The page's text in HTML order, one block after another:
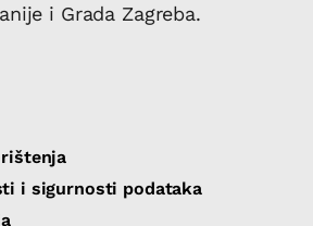
i Grada Zagreba.
i sigurnosti podataka